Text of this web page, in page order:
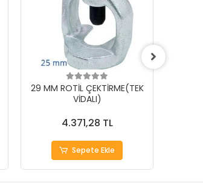
29 MM ROTİL ÇEKTİRME(TEK
VİDALI)
4.371,28 TL
Sepete Ekle